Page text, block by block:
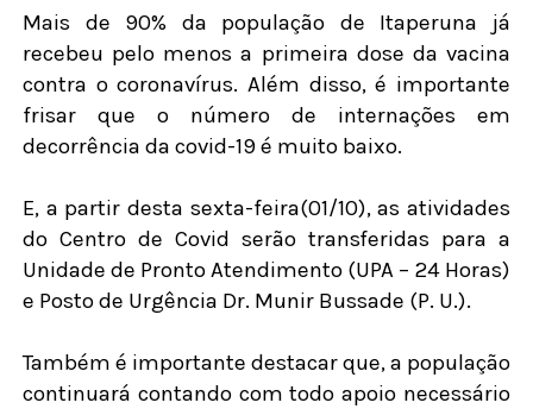
Mais de 90% da população de Itaperuna já
recebeu pelo menos a primeira dose da vacina
contra o coronavírus. Além disso, é importante
frisar que o número de internações em
decorrência da covid-19 é muito baixo.
E, a partir desta sexta-feira(01/10), as atividades
do Centro de Covid serão transferidas para a
Unidade de Pronto Atendimento (UPA – 24 Horas)
e Posto de Urgência Dr. Munir Bussade (P. U.).
Também é importante destacar que, a população
continuará contando com todo apoio necessário